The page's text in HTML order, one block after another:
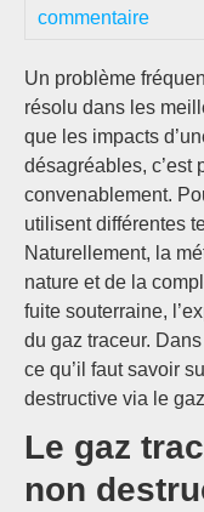
commentaire
Un problème
résolu dans les
que les impacts
désagréables, c’est
convenablement.
utilisent différentes
Naturellement, la
nature et de la
fuite souterraine,
du gaz traceur.
ce qu’il faut savoir
destructive via le
Le gaz
non